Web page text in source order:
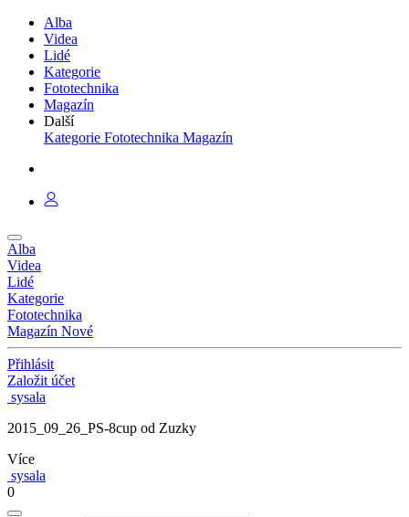
Alba
Videa
Lidé
Kategorie
Fototechnika
Magazín
Další
Kategorie Fototechnika Magazín
Alba
Videa
Lidé
Kategorie
Fototechnika
Magazín Nové
Přihlásit
Založit účet
sysala
2015_09_26_PS-8cup od Zuzky
Více
sysala
0